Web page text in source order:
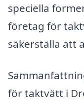
speciella
företag för
säkerställa att
för taktvätt i